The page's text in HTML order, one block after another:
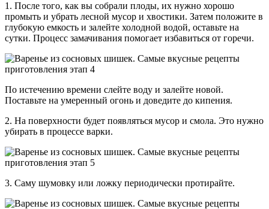
1. После того, как вы собрали плоды, их нужно хорошо
промыть и убрать лесной мусор и хвостики. Затем положите в
глубокую емкость и залейте холодной водой, оставьте на
сутки. Процесс замачивания помогает избавиться от горечи.
По истечению времени слейте воду и залейте новой.
Поставьте на умеренный огонь и доведите до кипения.
2. На поверхности будет появляться мусор и смола. Это нужно
убирать в процессе варки.
3. Саму шумовку или ложку периодически протирайте.